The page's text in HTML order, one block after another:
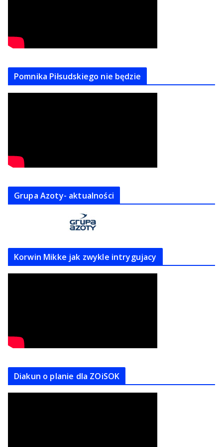
Pomnika Piłsudskiego nie będzie
Grupa Azoty- aktualności
Korwin Mikke jak zwykle intrygujacy
Diakun o planie dla ZOiSOK